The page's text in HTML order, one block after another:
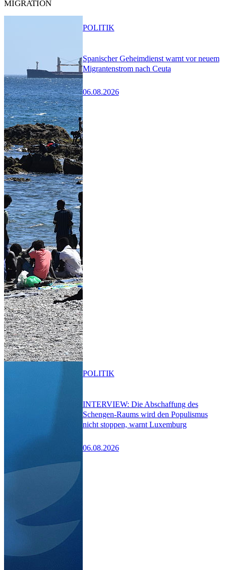
MIGRATION
Spanischer Geheimdienst warnt vor neuem
Migrantenstrom nach Ceuta
06.08.2026
POLITIK
INTERVIEW: Die Abschaffung des
Schengen-Raums wird den Populismus
nicht stoppen, warnt Luxemburg
06.08.2026
POLITIK